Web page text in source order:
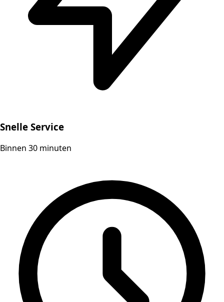
Snelle Service
Binnen 30 minuten